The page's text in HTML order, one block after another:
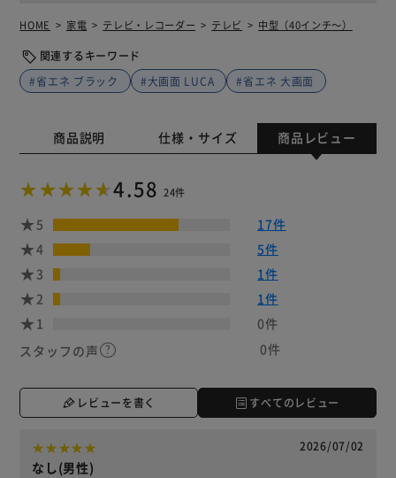
HOME 家電 テレビ・レコーダー テレビ 中型（40インチ～）
関連するキーワード
#省エネ ブラック
#大画面 LUCA #省エネ 大画面
商品説明 仕様・サイズ 商品レビュー
4.58 24件
5
17件
4
5件
3
1件
2
1件
1
0件
スタッフの声
0件
レビューを書く すべてのレビュー
2026/07/02
なし(男性)